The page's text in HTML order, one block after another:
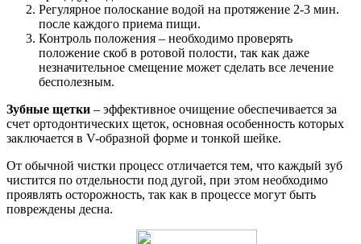
Регулярное полоскание водой на протяжение 2-3 мин.
после каждого приема пищи.
Контроль положения – необходимо проверять
положение скоб в ротовой полости, так как даже
незначительное смещение может сделать все лечение
бесполезным.
Зубные щетки – эффективное очищение обеспечивается за
счет ортодонтических щеток, основная особенность которых
заключается в V-образной форме и тонкой шейке.
От обычной чистки процесс отличается тем, что каждый зуб
чистится по отдельности под дугой, при этом необходимо
проявлять осторожность, так как в процессе могут быть
повреждены десна.